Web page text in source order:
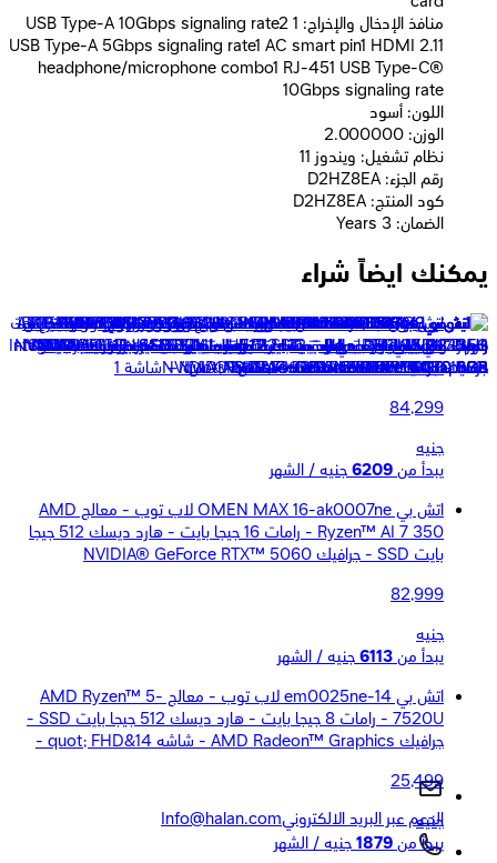
منافذ الإدخال والإخراج: 1 USB Type-A 10Gbps signaling rate2
USB Type-A 5Gbps signaling rate1 AC smart pin1 HDMI 2.11
headphone/microphone combo1 RJ-451 USB Type-C®
10Gbps signaling rate
اللون: أسود
الوزن: 2.000000
نظام تشغيل: ويندوز 11
رقم الجزء: D2HZ8EA
كود المنتج: D2HZ8EA
الضمان: 3 Years
يمكنك ايضاً شراء
اتش بى OMEN 16-am0053ne لاب توب - انتل® كور™ الترا 7-
255H - رامات 24 جيجا بايت - هارد ديسك 1 تيرا بايت - جرافيك
NVIDIA® GeForce RTX™ 5050 8GB - شاشة 1
84,299
جنيه
يبدأ من 6209 جنيه / الشهر
اتش بي OMEN MAX 16-ak0007ne لاب توب - معالج AMD
Ryzen™ AI 7 350 - رامات 16 جيجا بايت - هارد ديسك 512 جيجا
بايت SSD - جرافيك NVIDIA® GeForce RTX™ 5060
82,999
جنيه
يبدأ من 6113 جنيه / الشهر
اتش بي 14-em0025ne لاب توب - معالج AMD Ryzen™ 5-
7520U - رامات 8 جيجا بايت - هارد ديسك 512 جيجا بايت SSD -
جرافيك AMD Radeon™ Graphics - شاشه 14&quot; FHD -
25,499
جنيه
يبدأ من 1879 جنيه / الشهر
الدعم عبر البريد الالكترونيInfo@halan.com